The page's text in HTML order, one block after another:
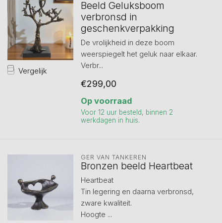
Vergelijk
Beeld Geluksboom
verbronsd in
geschenkverpakking
De vrolijkheid in deze boom
weerspiegelt het geluk naar elkaar.
Verbr...
€299,00
Op voorraad
Voor 12 uur besteld, binnen 2
werkdagen in huis.
GER VAN TANKEREN
Bronzen beeld Heartbeat
Heartbeat
Tin legering en daarna verbronsd,
zware kwaliteit.
Hoogte ...